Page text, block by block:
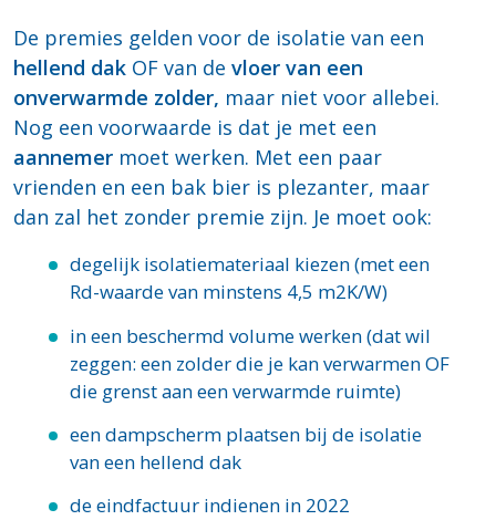
De premies gelden voor de isolatie van een
hellend dak OF van de vloer van een
onverwarmde zolder, maar niet voor allebei.
Nog een voorwaarde is dat je met een
aannemer moet werken. Met een paar
vrienden en een bak bier is plezanter, maar
dan zal het zonder premie zijn. Je moet ook:
degelijk isolatiemateriaal kiezen (met een
Rd-waarde van minstens 4,5 m2K/W)
in een beschermd volume werken (dat wil
zeggen: een zolder die je kan verwarmen OF
die grenst aan een verwarmde ruimte)
een dampscherm plaatsen bij de isolatie
van een hellend dak
de eindfactuur indienen in 2022